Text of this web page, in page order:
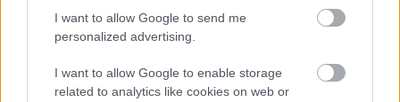
I want to allow Google to send me
personalized advertising.
I want to allow Google to enable storage
related to analytics like cookies on web or